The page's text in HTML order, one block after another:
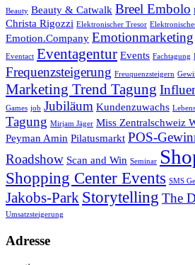
Beauty Beauty & Catwalk Breel Embolo
Christa Rigozzi Elektronischer Tresor
Emotion.Company Emotionmarketing
Eventact Eventagentur Events Fachtagung
Frequenzsteigerung Freuquenzsteigern
Marketing Trend Tagung
Games job Jubiläum Kundenzuwachs
Tagung Mirjam Jäger Miss Zentralschweiz
Peyman Amin Pilatusmarkt POS-
Roadshow Scan and Win Seminar
Shopping Center Events SMS
Jakobs-Park Storytelling The
Umsatzsteigerung
Adresse